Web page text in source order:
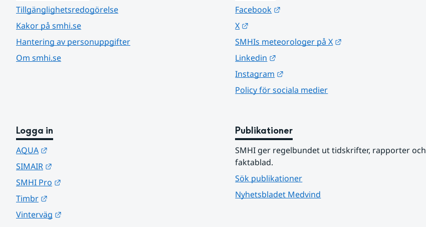
Tillgänglighetsredogörelse
Kakor på smhi.se
Hantering av personuppgifter
Om smhi.se
Facebook
X
SMHIs meteorologer på X
Linkedin
Instagram
Policy för sociala medier
Logga in
AQUA
SIMAIR
SMHI Pro
Timbr
Vinterväg
Publikationer
SMHI ger regelbundet ut tidskrifter, rapporter och
faktablad.
Sök publikationer
Nyhetsbladet Medvind